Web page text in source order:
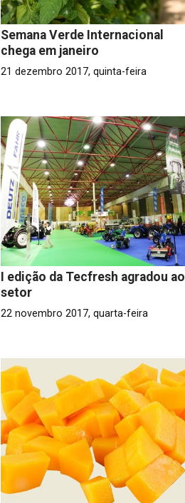
Semana Verde Internacional
chega em janeiro
21 dezembro 2017, quinta-feira
I edição da Tecfresh agradou ao
setor
22 novembro 2017, quarta-feira